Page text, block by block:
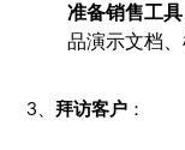
准备销售工具
品演示文档
3、拜访客户 ：